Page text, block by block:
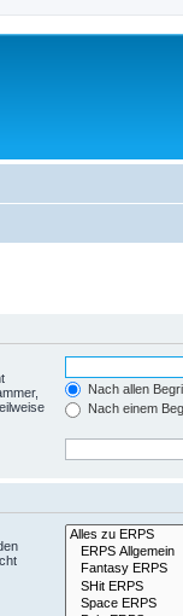
Nach allen
Nach einem